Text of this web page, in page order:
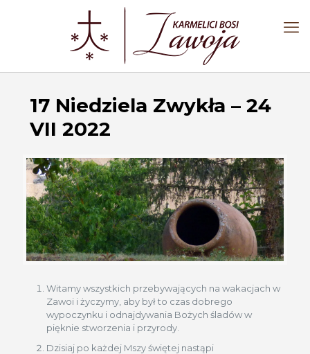
17 Niedziela Zwykła – 24
VII 2022
Witamy wszystkich przebywających na wakacjach w
Zawoi i życzymy, aby był to czas dobrego
wypoczynku i odnajdywania Bożych śladów w
pięknie stworzenia i przyrody.
Dzisiaj po każdej Mszy świętej nastąpi